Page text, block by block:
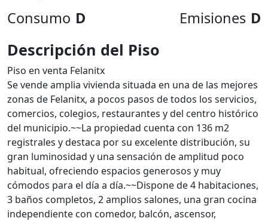
Consumo D Emisiones D
Descripción del Piso
Piso en venta Felanitx
Se vende amplia vivienda situada en una de las mejores
zonas de Felanitx, a pocos pasos de todos los servicios,
comercios, colegios, restaurantes y del centro histórico
del municipio.~~La propiedad cuenta con 136 m2
registrales y destaca por su excelente distribución, su
gran luminosidad y una sensación de amplitud poco
habitual, ofreciendo espacios generosos y muy
cómodos para el día a día.~~Dispone de 4 habitaciones,
3 baños completos, 2 amplios salones, una gran cocina
independiente con comedor, balcón, ascensor,